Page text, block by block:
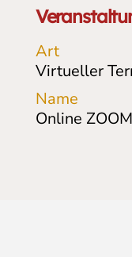
Art
Virtueller
Name
Online ZOOM